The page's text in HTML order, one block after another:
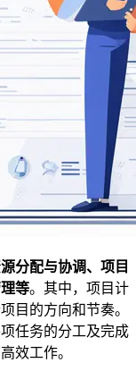
分配与协调、项目
等。其中，项目计
目的方向和节奏。
任务的分工及完成
效工作。